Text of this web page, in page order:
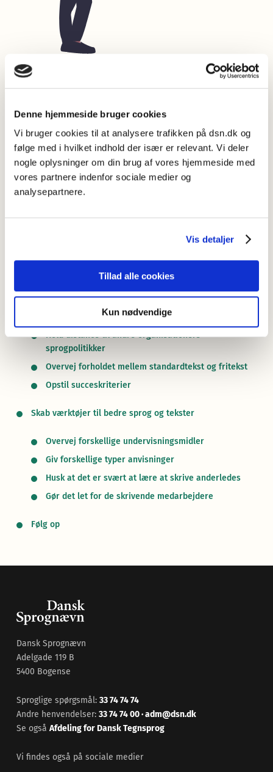
Denne hjemmeside bruger cookies
Vi bruger cookies til at analysere trafikken på dsn.dk og
følge med i hvilket indhold der især er relevant. Vi deler
nogle oplysninger om din brug af vores hjemmeside med
vores partnere indenfor sociale medier og
analysepartnere.
Vis detaljer
Tillad alle cookies
Kun nødvendige
Indholdsoversigt
Analyser organisationen
Skab opbakning
Undersøg holdninger til skrivearbejdet
Vær opmærksom på den organisatoriske dagsorden
Gør status over tekstarbejdet
Analyser organisationens tekster – og foreslå
organisationens tekster
Hold distance til andre organisationers
sprogpolitikker
Overvej forholdet mellem standardtekst og fritekst
Opstil succeskriterier
Skab værktøjer til bedre sprog og tekster
Overvej forskellige undervisningsmidler
Giv forskellige typer anvisninger
Husk at det er svært at lære at skrive anderledes
Gør det let for de skrivende medarbejdere
Følg op
Dansk Sprognævn
Adelgade 119 B
5400 Bogense
Sproglige spørgsmål: 33 74 74 74
Andre henvendelser: 33 74 74 00·adm@dsn.dk
Se også Afdeling for Dansk Tegnsprog
Vi findes også på sociale medier